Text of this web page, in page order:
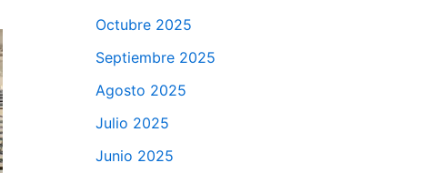
Octubre 2025
Septiembre 2025
Agosto 2025
Julio 2025
Junio 2025